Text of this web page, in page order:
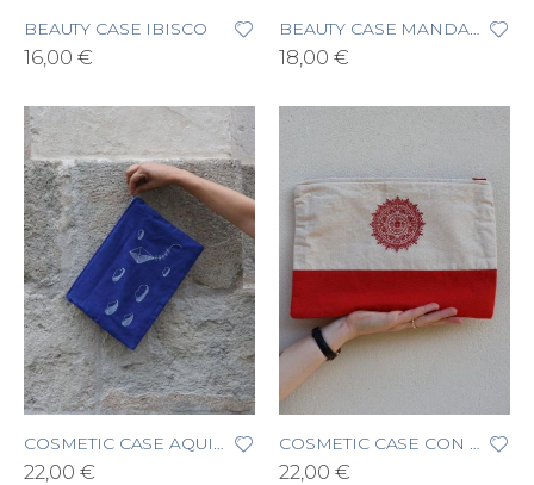
BEAUTY CASE IBISCO
16,00 €
BEAUTY CASE MANDALA
18,00 €
22,00 € 22,00 €